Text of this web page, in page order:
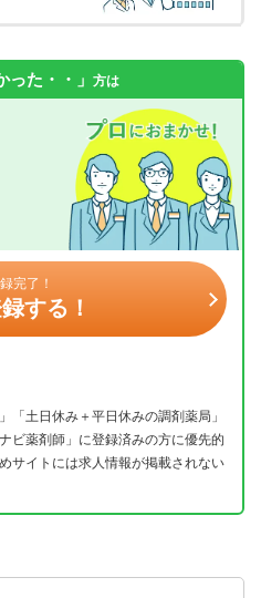
った・・」 方は
完了！
する！
「土日休み＋平日休みの調剤薬局」
ビ薬剤師」に登録済みの方に優先的
サイトには求人情報が掲載されない